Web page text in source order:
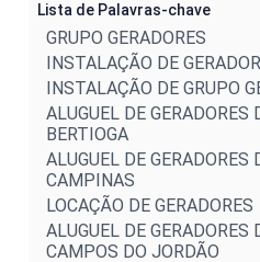
Lista de Palavras-chave
GRUPO GERADORES
INSTALAÇÃO DE
INSTALAÇÃO DE GRUPO
ALUGUEL DE GERADORES
BERTIOGA
ALUGUEL DE GERADORES
CAMPINAS
LOCAÇÃO DE GERADORES
ALUGUEL DE GERADORES
CAMPOS DO JORDÃO